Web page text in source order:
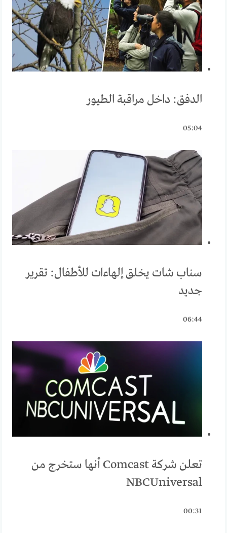
الدفق: داخل مراقبة الطيور
05:04
سناب شات يخلق إلهاءات للأطفال: تقرير
جديد
06:44
تعلن شركة Comcast أنها ستخرج من
NBCUniversal
00:31